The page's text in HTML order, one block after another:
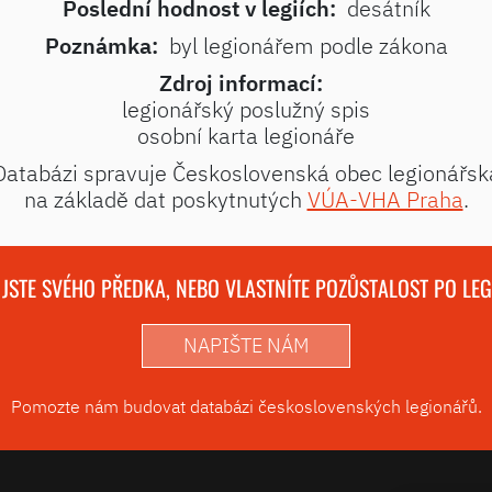
Poslední hodnost v legiích: desátník
Poznámka: byl legionářem podle zákona
Zdroj informací:
legionářský poslužný spis
osobní karta legionáře
spravuje Československá obec
na základě dat poskytnutých VÚA-VHA Praha.
SVÉHO PŘEDKA, NEBO VLASTNÍTE POZŮSTALOST PO
NAPIŠTE NÁM
Pomozte nám budovat databázi československých legionářů.